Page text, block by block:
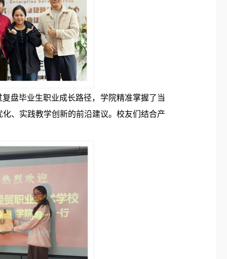
毕业生职业成长路径，学院精准掌握了当
、实践教学创新的前沿建议。校友们结合产